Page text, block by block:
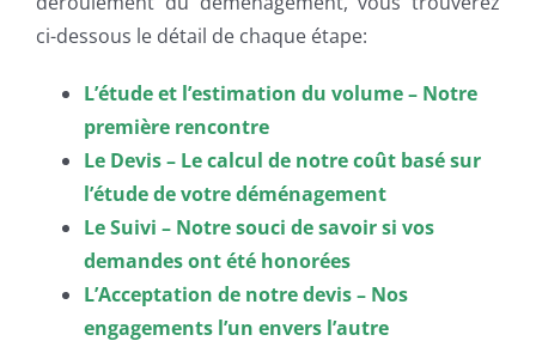
ci-dessous le détail de chaque étape:
L’étude et l’estimation du volume – Notre
première rencontre
Le Devis – Le calcul de notre coût basé sur
l’étude de votre déménagement
Le Suivi – Notre souci de savoir si vos
demandes ont été honorées
L’Acceptation de notre devis – Nos
engagements l’un envers l’autre